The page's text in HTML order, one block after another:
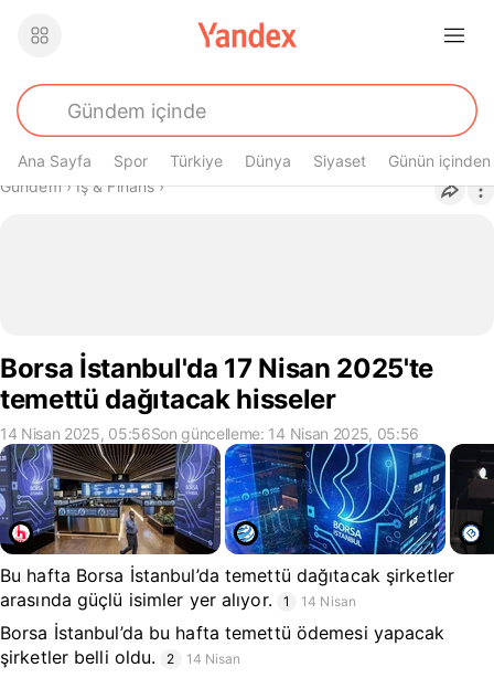
Ana Sayfa Spor Türkiye Dünya Siyaset Günün içinden
Buradasın
Gündem› İş & Finans›
Borsa İstanbul'da 17 Nisan 2025'te
temettü dağıtacak hisseler
14 Nisan 2025, 05:56Son güncelleme: 14 Nisan 2025, 05:56
Bu hafta Borsa İstanbul’da temettü dağıtacak şirketler
arasında güçlü isimler yer alıyor.
1 14 Nisan
Borsa İstanbul’da bu hafta temettü ödemesi yapacak
şirketler belli oldu.
2 14 Nisan